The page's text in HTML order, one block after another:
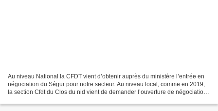
Au niveau National la CFDT vient d’obtenir auprès du ministère l’entrée en
négociation du Ségur pour notre secteur. Au niveau local, comme en 2019,
la section Cfdt du Clos du nid vient de demander l’ouverture de négociations